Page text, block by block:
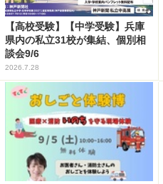
【高校受験】【中学受験】兵庫
県内の私立31校が集結、個別相
談会9/6
2026.7.28